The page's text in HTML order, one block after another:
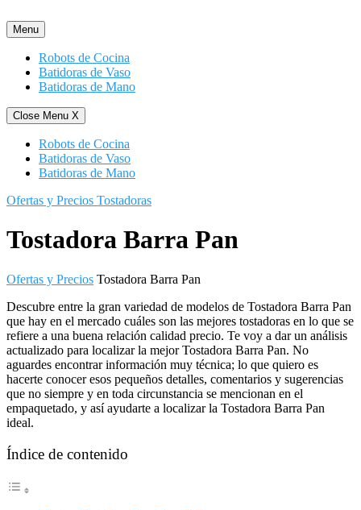
al
contenido
Menu
Robots de Cocina
Batidoras de Vaso
Batidoras de Mano
Close Menu X
Robots de Cocina
Batidoras de Vaso
Batidoras de Mano
Ofertas y Precios Tostadoras
Tostadora Barra Pan
Ofertas y Precios Tostadora Barra Pan
Descubre entre la gran variedad de modelos de Tostadora Barra Pan
que hay en el mercado cuáles son las mejores tostadoras en lo que se
refiere a una buena relación calidad precio. Te voy a dar un análisis
actualizado para localizar la mejor Tostadora Barra Pan. No
aguardes encontrar información muy técnica; lo que quiero es
hacerte conocer esos pequeños detalles, comentarios y sugerencias
que no siempre y en toda circunstancia se mencionan en el
empaquetado, y así ayudarte a localizar la Tostadora Barra Pan
ideal.
Índice de contenido